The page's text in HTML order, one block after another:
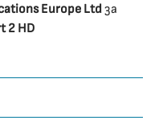
Europe Ltdза
2 HD